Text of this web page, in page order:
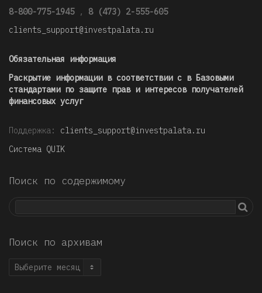
8-800-775-1945 , 8 (473) 2-555-605
clients_support@investpalata.ru
Обязательная информация
Раскрытие информации в соответствии с в Базовыми
стандартами по защите прав и интересов получателей
финансовых услуг
Поддержка: clients_support@investpalata.ru
Система QUIK
Поиск по содержимому
Поиск по архивам
Поиск